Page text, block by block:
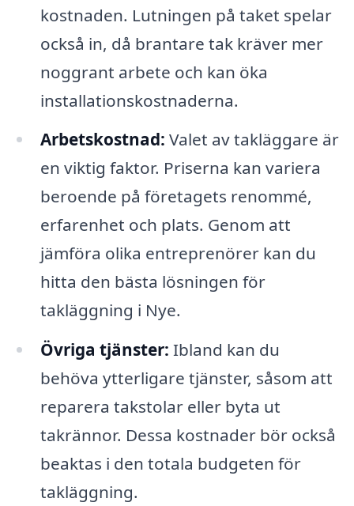
kostnaden. Lutningen på taket spelar
också in, då brantare tak kräver mer
noggrant arbete och kan öka
installationskostnaderna.
Arbetskostnad: Valet av takläggare är
en viktig faktor. Priserna kan variera
beroende på företagets renommé,
erfarenhet och plats. Genom att
jämföra olika entreprenörer kan du
hitta den bästa lösningen för
takläggning i Nye.
Övriga tjänster: Ibland kan du
behöva ytterligare tjänster, såsom att
reparera takstolar eller byta ut
takrännor. Dessa kostnader bör också
beaktas i den totala budgeten för
takläggning.